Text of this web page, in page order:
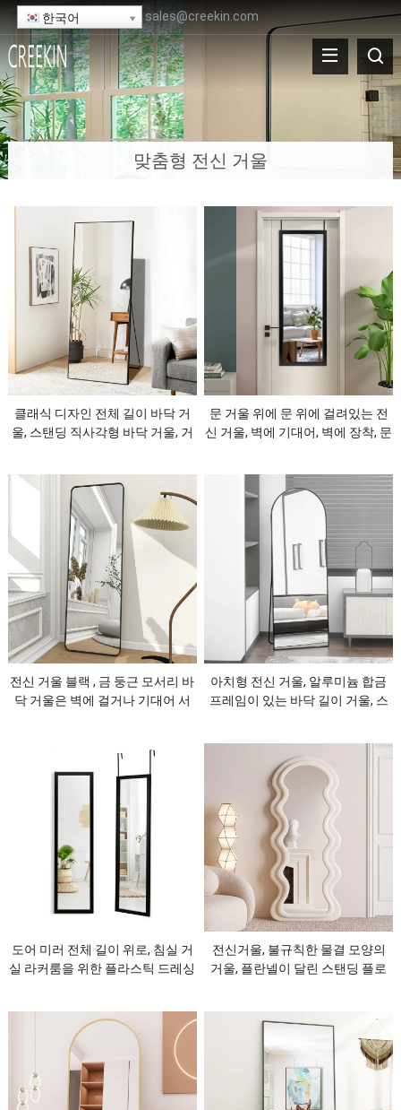
한국어 sales@creekin.com
맞춤형 전신 거울
클래식 디자인 전체 길이 바닥 거
울, 스탠딩 직사각형 바닥 거울, 거
문 거울 위에 문 위에 걸려있는 전
신 거울, 벽에 기대어, 벽에 장착, 문
전신 거울 블랙 , 금 둥근 모서리 바
닥 거울은 벽에 걸거나 기대어 서
아치형 전신 거울, 알루미늄 합금
프레임이 있는 바닥 길이 거울, 스
도어 미러 전체 길이 위로, 침실 거
실 라커룸을 위한 플라스틱 드레싱
전신거울, 불규칙한 물결 모양의
거울, 플란넬이 달린 스탠딩 플로